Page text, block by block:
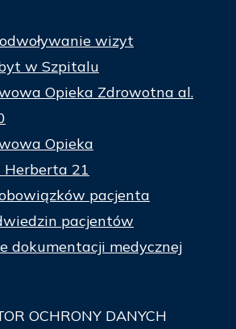
wizyt
w Szpitalu
Opieka Zdrowotna al.
Opieka
21
pacjenta
pacjentów
dokumentacji medycznej
OCHRONY DANYCH